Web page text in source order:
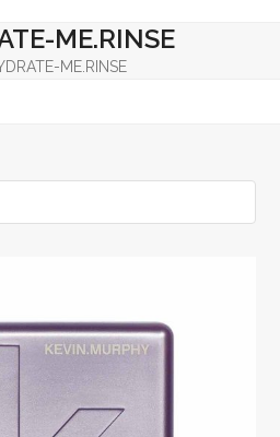
ME.RINSE
ME.RINSE